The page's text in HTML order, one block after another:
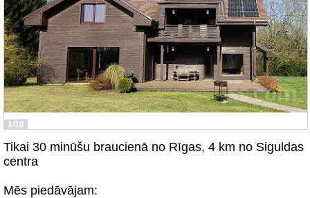
1/10
Tikai 30 minūšu braucienā no Rīgas, 4 km no Siguldas
centra
Mēs piedāvājam: